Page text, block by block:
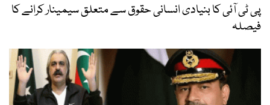
پی ٹی آئی کا بنیادی انسانی حقوق سے متعلق سیمینار کرانے کا
فیصلہ